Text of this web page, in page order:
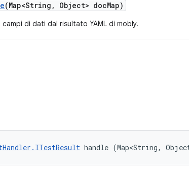
(Map<String , Object> docMap)
campi di dati dal risultato YAML di mobly.
handle (Map<String,